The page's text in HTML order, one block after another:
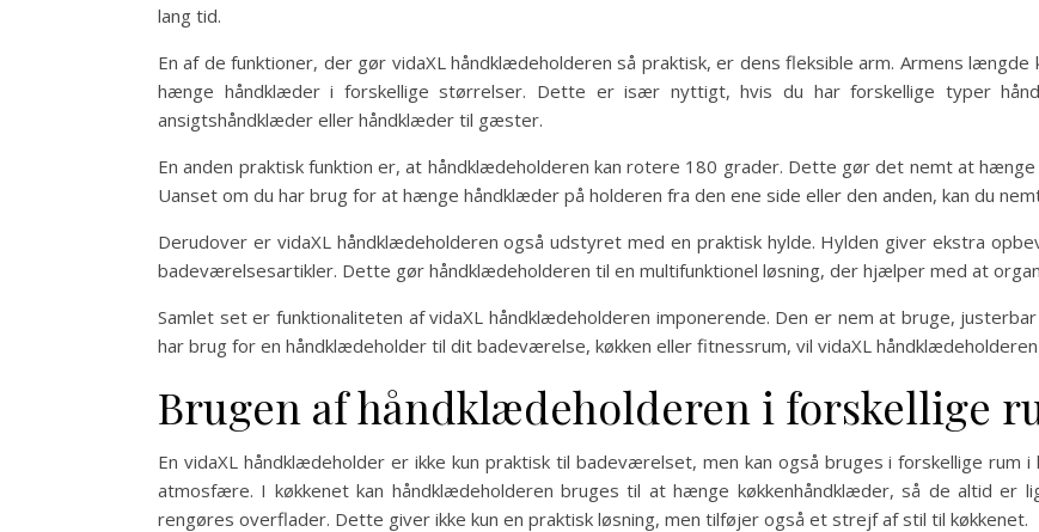
lang tid.
En af de funktioner, der gør vidaXL håndklædeholderen så praktisk, er dens fleksible arm. Armens
hænge håndklæder i forskellige størrelser. Dette er især nyttigt, hvis du har forskellige typer
ansigtshåndklæder eller håndklæder til gæster.
En anden praktisk funktion er, at håndklædeholderen kan rotere 180 grader. Dette gør det nemt at
Uanset om du har brug for at hænge håndklæder på holderen fra den ene side eller den anden, kan du
Derudover er vidaXL håndklædeholderen også udstyret med en praktisk hylde. Hylden giver ekstra
badeværelsesartikler. Dette gør håndklædeholderen til en multifunktionel løsning, der hjælper med at
Samlet set er funktionaliteten af vidaXL håndklædeholderen imponerende. Den er nem at bruge,
har brug for en håndklædeholder til dit badeværelse, køkken eller fitnessrum, vil vidaXL
Brugen af håndklædeholderen i forskellige
En vidaXL håndklædeholder er ikke kun praktisk til badeværelset, men kan også bruges i forskellige rum
atmosfære. I køkkenet kan håndklædeholderen bruges til at hænge køkkenhåndklæder, så de altid er
rengøres overflader. Dette giver ikke kun en praktisk løsning, men tilføjer også et strejf af stil til køkkenet.